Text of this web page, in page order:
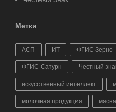
Метки
АСП ИТ ФГИС Зерно
ФГИС Сатурн Честный
искусственный интеллект
молочная продукция